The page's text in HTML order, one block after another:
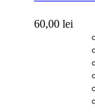
60,00 lei